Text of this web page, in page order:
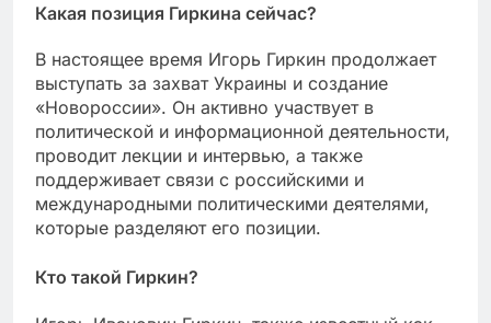
Какая позиция Гиркина сейчас?
В настоящее время Игорь Гиркин продолжает
выступать за захват Украины и создание
«Новороссии». Он активно участвует в
политической и информационной деятельности,
проводит лекции и интервью, а также
поддерживает связи с российскими и
международными политическими деятелями,
которые разделяют его позиции.
Кто такой Гиркин?